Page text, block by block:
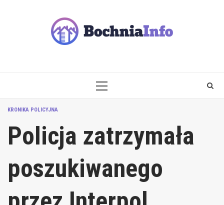
PRIMARY
KRONIKA POLICYJNA
Policja zatrzymała
poszukiwanego